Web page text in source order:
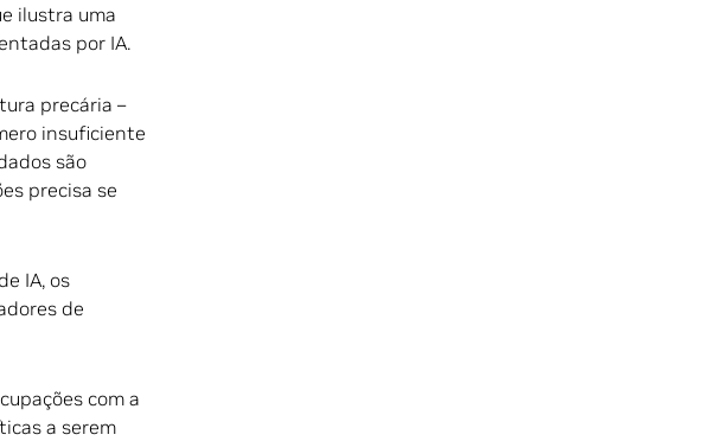
ilustra uma
por IA.
precária –
insuficiente
são
precisa se
IA, os
de
com a
a serem